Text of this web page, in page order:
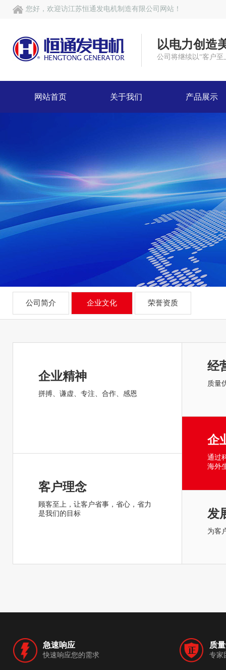
您好，欢迎访江苏恒通发电机制造有限公司网站！
以电力创造
公司将继续以“客户
网站首页 关于我们 产品展示
公司简介 企业文化 荣誉资质
企业精神
拼搏、谦虚、专注、合作、感恩
客户理念
顾客至上，让客户省事，省心，省力
是我们的目标
经
质量
企
通过
海外
发
为客
急速响应
快速响应您的需求
质
专家